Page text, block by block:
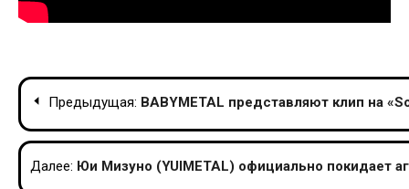
Навигация
по
записям
Предыдущая: BABYMETAL представляют клип на
Далее: Юи Мизуно (YUIMETAL) официально покидает